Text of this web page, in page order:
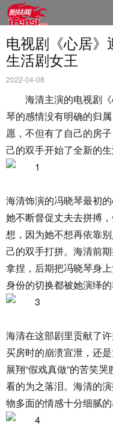
电视剧《心居
生活剧女王
2022-04-08
海清主演的电视剧
琴的感情没有明确的归
愿，不但有了自己的房
己的双手开始了全新的生
海清饰演的冯晓琴最初
她不断督促丈夫去拼搏
想，因为她不想再依靠
己的双手打拼。海清前
拿捏，后期把冯晓琴身
身份的切换都被她演绎的
海清在这部剧里贡献了
买房时的崩溃宣泄，还
展翔“假戏真做”的苦笑
看的为之落泪。海清的
物多面的情感十分细腻的